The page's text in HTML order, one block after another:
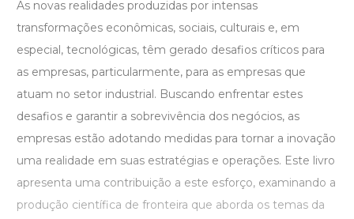
As novas realidades produzidas por intensas
transformações econômicas, sociais, culturais e, em
especial, tecnológicas, têm gerado desafios críticos para
as empresas, particularmente, para as empresas que
atuam no setor industrial. Buscando enfrentar estes
desafios e garantir a sobrevivência dos negócios, as
empresas estão adotando medidas para tornar a inovação
uma realidade em suas estratégias e operações. Este livro
apresenta uma contribuição a este esforço, examinando a
produção científica de fronteira que aborda os temas da